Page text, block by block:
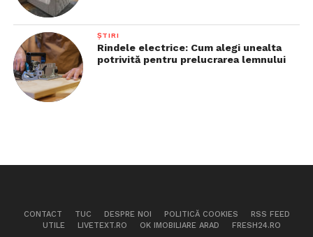
ȘTIRI
Rindele electrice: Cum alegi unealta
potrivită pentru prelucrarea lemnului
CONTACT TUC DESPRE NOI POLITICĂ COOKIES
RSS FEED
UTILE
LIVETEXT.RO OK IMOBILIARE ARAD FRESH24.RO